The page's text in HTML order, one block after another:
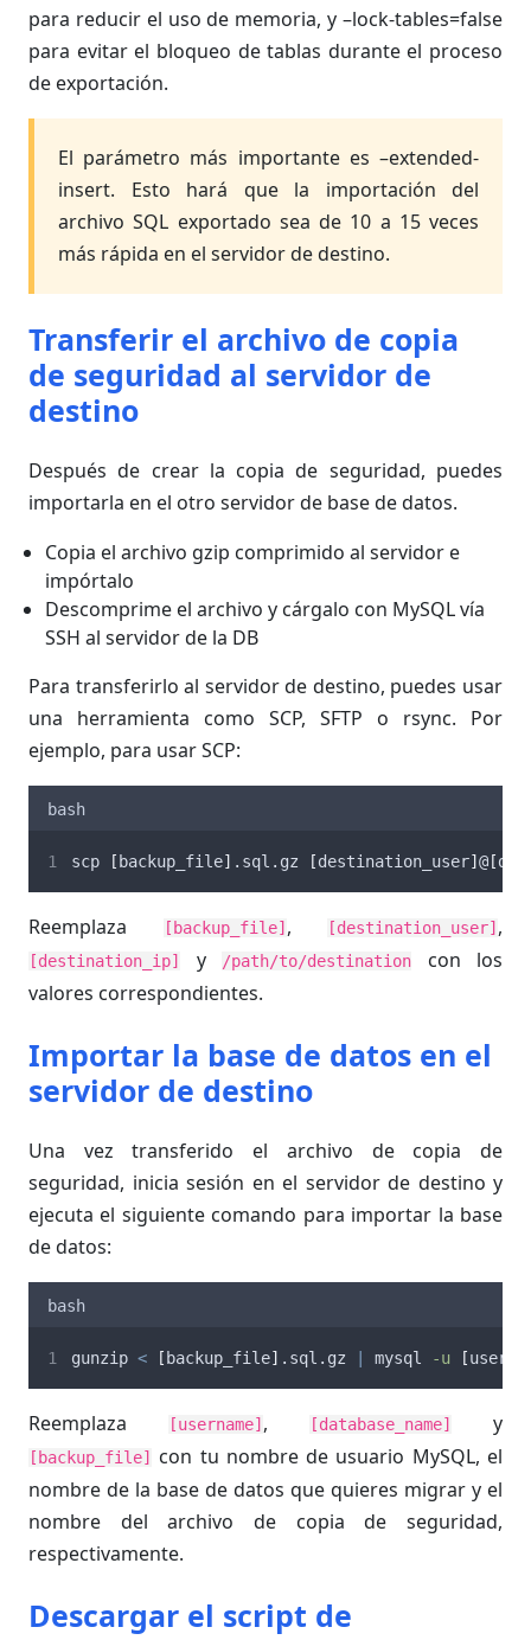
para reducir el uso de memoria, y –lock-tables=false
para evitar el bloqueo de tablas durante el proceso
de exportación.
El parámetro más importante es –extended-
insert. Esto hará que la importación del
archivo SQL exportado sea de 10 a 15 veces
más rápida en el servidor de destino.
Transferir el archivo de copia
de seguridad al servidor de
destino
Después de crear la copia de seguridad, puedes
importarla en el otro servidor de base de datos.
Copia el archivo gzip comprimido al servidor e
impórtalo
Descomprime el archivo y cárgalo con MySQL vía
SSH al servidor de la DB
Para transferirlo al servidor de destino, puedes usar
una herramienta como SCP, SFTP o rsync. Por
ejemplo, para usar SCP:
bash
scp [ backup_file] .sql.gz [destination_user] @[
Reemplaza [backup_file] , [destination_user] ,
[destination_ip] y /path/to/destination
con los
valores correspondientes.
Importar la base de datos en el
servidor de destino
Una vez transferido el archivo de copia de
seguridad, inicia sesión en el servidor de destino y
ejecuta el siguiente comando para importar la base
de datos:
bash
gunzip < [ backup_file] .sql.gz mysql -u [
Reemplaza [username] , [database_name] y
[backup_file]
con tu nombre de usuario MySQL, el
nombre de la base de datos que quieres migrar y el
nombre del archivo de copia de seguridad,
respectivamente.
Descargar el script de